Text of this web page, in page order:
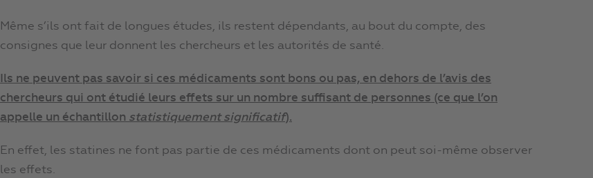
Même s’ils ont fait de longues études, ils restent dépendants, au bout du compte, des
consignes que leur donnent les chercheurs et les autorités de santé.
Ils ne peuvent pas savoir si ces médicaments sont bons ou pas, en dehors de l’avis des
chercheurs qui ont étudié leurs effets sur un nombre suffisant de personnes (ce que l’on
appelle un échantillon statistiquement significatif).
En effet, les statines ne font pas partie de ces médicaments dont on peut soi-même observer
les effets.